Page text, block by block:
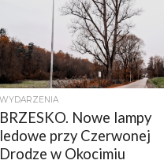
WYDARZENIA
BRZESKO. Nowe lampy
ledowe przy Czerwonej
Drodze w Okocimiu